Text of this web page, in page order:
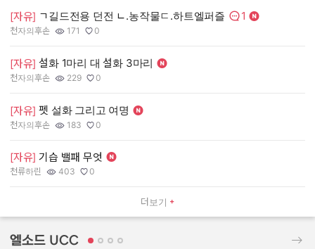
더보기
[자유] ㄱ길드전용 던전 ㄴ.농작물ㄷ.하트엘퍼즐 댓글수:
1
작성자:
천자의후손
조회수:
171
추천수:
0
[자유] 설화 1마리 대 설화 3마리
작성자:
천자의후손
조회수:
229
추천수:
0
[자유] 펫 설화 그리고 여명
작성자:
천자의후손
조회수:
183
추천수:
0
[자유] 기습 밸패 무엇
작성자:
천류하린
조회수:
403
추천수:
0
엘소드 UCC